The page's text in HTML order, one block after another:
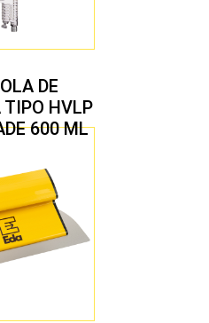
DE
TIPO HVLP
600 ML
MM